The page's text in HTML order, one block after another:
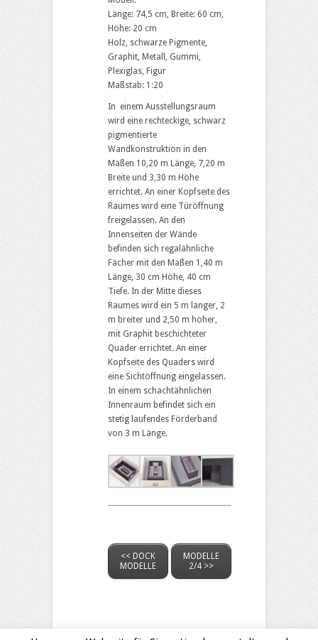
Länge: 74,5 cm, Breite: 60 cm,
Höhe: 20 cm
Holz, schwarze Pigmente,
Graphit, Metall, Gummi,
Plexiglas, Figur
Maßstab: 1:20
In einem Ausstellungsraum
wird eine rechteckige, schwarz
pigmentierte
Wandkonstruktion in den
Maßen 10,20 m Länge, 7,20 m
Breite und 3,30 m Höhe
errichtet. An einer Kopfseite des
Raumes wird eine Türöffnung
freigelassen. An den
Innenseiten der Wände
befinden sich regalähnliche
Fächer mit den Maßen 1,40 m
Länge, 30 cm Höhe, 40 cm
Tiefe. In der Mitte dieses
Raumes wird ein 5 m langer, 2
m breiter und 2,50 m hoher,
mit Graphit beschichteter
Quader errichtet. An einer
Kopfseite des Quaders wird
eine Sichtöffnung eingelassen.
In einem schachtähnlichen
Innenraum befindet sich ein
stetig laufendes Förderband
von 3 m Länge.
<< DOCK
MODELLE
MODELLE
2/4 >>